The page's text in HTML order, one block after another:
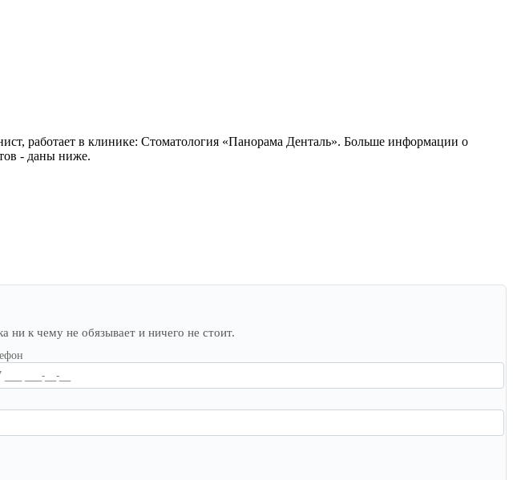
работает в клинике: Стоматология «Панорама Денталь». Больше информации о
- даны ниже.
к чему не обязывает и ничего не стоит.